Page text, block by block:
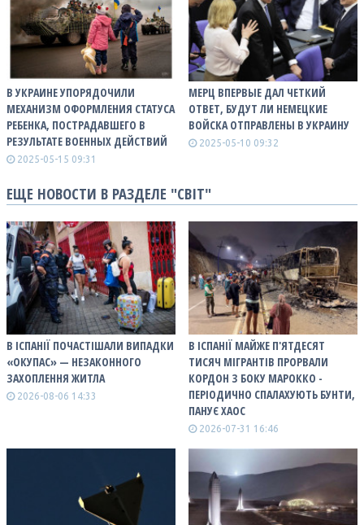
В УКРАИНЕ УПОРЯДОЧИЛИ
МЕХАНИЗМ ОФОРМЛЕНИЯ СТАТУСА
РЕБЕНКА, ПОСТРАДАВШЕГО В
РЕЗУЛЬТАТЕ ВОЕННЫХ ДЕЙСТВИЙ
2025-05-15 09:31
МЕРЦ ВПЕРВЫЕ ДАЛ ЧЕТКИЙ
ОТВЕТ, БУДУТ ЛИ НЕМЕЦКИЕ
ВОЙСКА ОТПРАВЛЕНЫ В УКРАИНУ
2025-05-10 09:32
ЕЩЕ НОВОСТИ В РАЗДЕЛЕ "СВІТ"
В ІСПАНІЇ ПОЧАСТІШАЛИ ВИПАДКИ
«ОКУПАС» — НЕЗАКОННОГО
ЗАХОПЛЕННЯ ЖИТЛА
2026-08-06 14:33
В ІСПАНІЇ МАЙЖЕ П'ЯТДЕСЯТ
ТИСЯЧ МІГРАНТІВ ПРОРВАЛИ
КОРДОН З БОКУ МАРОККО -
ПЕРІОДИЧНО СПАЛАХУЮТЬ БУНТИ,
ПАНУЄ ХАОС
2026-07-31 16:46